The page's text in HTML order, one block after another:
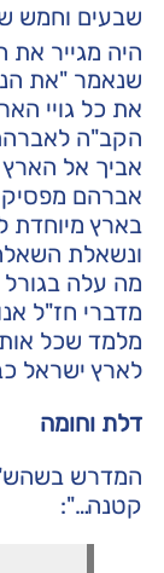
שבעים וחמש
היה מגייר
שנאמר "את
את כל גויי
הקב"ה
אביך אל
אברהם מפסיק
בארץ מיוחדת
ונשאלת
מה עלה
מדברי חז"ל
מלמד שכל
לארץ ישראל
דלת וחומה
המדרש
קטנה…":